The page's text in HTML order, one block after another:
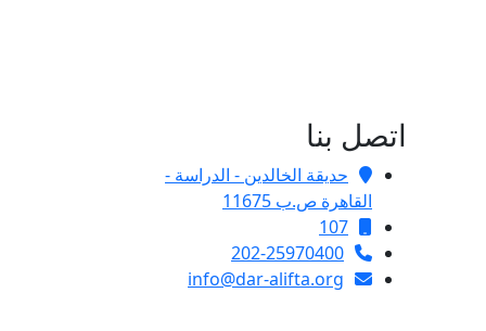
اتصل بنا
حديقة الخالدين - الدراسة -
القاهرة ص.ب 11675
107
202-25970400
info@dar-alifta.org